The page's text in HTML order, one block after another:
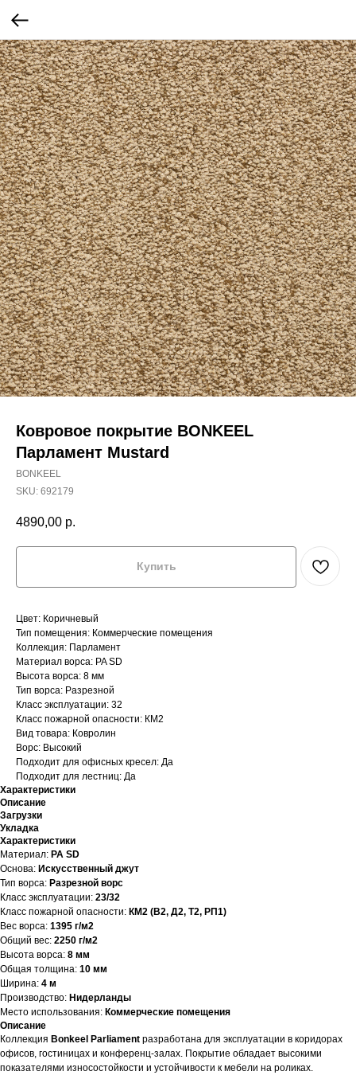
Ковровое покрытие BONKEEL
Парламент Mustard
BONKEEL
SKU: 692179
4890,00 р.
Купить
Цвет: Коричневый
Тип помещения: Коммерческие помещения
Коллекция: Парламент
Материал ворса: PA SD
Высота ворса: 8 мм
Тип ворса: Разрезной
Класс эксплуатации: 32
Класс пожарной опасности: КМ2
Вид товара: Ковролин
Ворс: Высокий
Подходит для офисных кресел: Да
Подходит для лестниц: Да
Характеристики
Описание
Загрузки
Укладка
Характеристики
Материал: PA SD
Основа: Искусственный джут
Тип ворса: Разрезной ворс
Класс эксплуатации: 23/32
Класс пожарной опасности: КМ2 (В2, Д2, Т2, РП1)
Вес ворса: 1395 г/м2
Общий вес: 2250 г/м2
Высота ворса: 8 мм
Общая толщина: 10 мм
Ширина: 4 м
Производство: Нидерланды
Место использования: Коммерческие помещения
Описание
Коллекция Bonkeel Parliament разработана для эксплуатации в коридорах
офисов, гостиницах и конференц-залах. Покрытие обладает высокими
показателями износостойкости и устойчивости к мебели на роликах.